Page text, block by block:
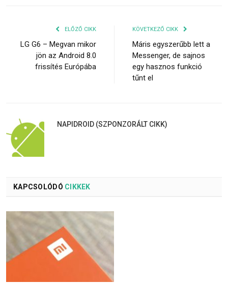
ELŐZŐ CIKK
LG G6 – Megvan mikor
jön az Android 8.0
frissítés Európába
KÖVETKEZŐ CIKK
Máris egyszerűbb lett a
Messenger, de sajnos
egy hasznos funkció
tűnt el
NAPIDROID (SZPONZORÁLT CIKK)
KAPCSOLÓDÓ CIKKEK